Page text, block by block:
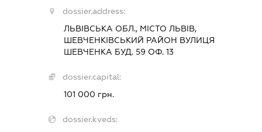
dossier.address:
ЛЬВІВСЬКА ОБЛ., МІСТО ЛЬВІВ,
ШЕВЧЕНКІВСЬКИЙ РАЙОН ВУЛИЦЯ
ШЕВЧЕНКА БУД. 59 ОФ. 13
dossier.capital:
101 000 грн.
dossier.kveds: